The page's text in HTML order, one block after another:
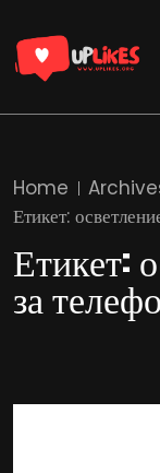
Home
Етикет:
Етикет:
за